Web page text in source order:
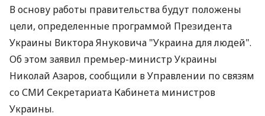
В основу работы правительства будут положены
цели, определенные программой Президента
Украины Виктора Януковича "Украина для людей".
Об этом заявил премьер-министр Украины
Николай Азаров, сообщили в Управлении по связям
со СМИ Секретариата Кабинета министров
Украины.